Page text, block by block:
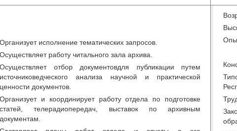
Организует исполнение тематических запросов.
Осуществляет работу читального зала архива.
Осуществляет отбор документовдля публикации путем
источниковедческого анализа научной и практической
ценности документов.
Организует и координирует работу отдела по подготовке
статей, телерадиопередач, выставок по архивным
документам.